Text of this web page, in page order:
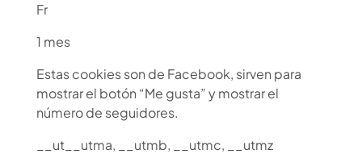
Fr
1 mes
Estas cookies son de Facebook, sirven para
mostrar el botón “Me gusta” y mostrar el
número de seguidores.
__ut__utma, __utmb, __utmc, __utmz